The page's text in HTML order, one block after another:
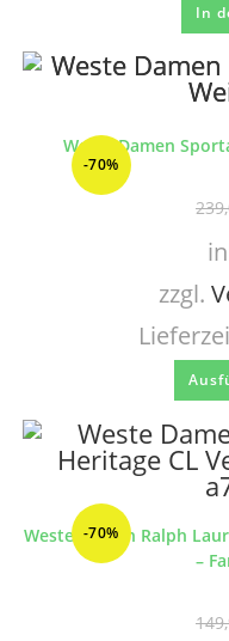
In
-70%
Weste Damen
zzgl.
-70%
Weste Damen Ralph
–